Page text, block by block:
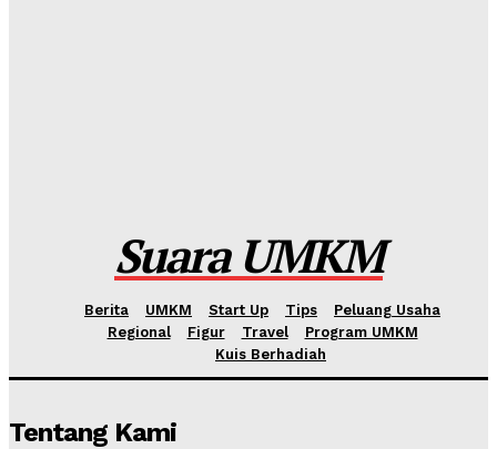
Suara UMKM
Berita UMKM Start Up Tips
Peluang Usaha
Regional
Figur Travel
Program UMKM
Kuis Berhadiah
Tentang Kami